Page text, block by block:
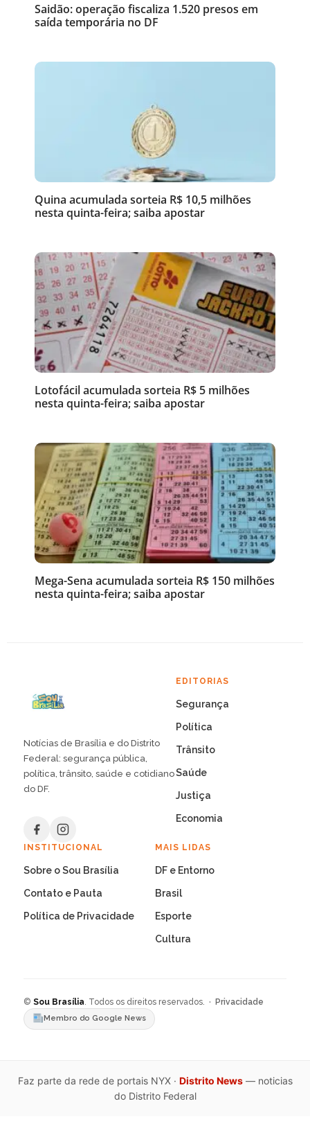
Saidão: operação fiscaliza 1.520 presos em
saída temporária no DF
Quina acumulada sorteia R$ 10,5 milhões
nesta quinta-feira; saiba apostar
Lotofácil acumulada sorteia R$ 5 milhões
nesta quinta-feira; saiba apostar
Mega-Sena acumulada sorteia R$ 150 milhões
nesta quinta-feira; saiba apostar
Notícias de Brasília e do Distrito
Federal: segurança pública,
política, trânsito, saúde e cotidiano
do DF.
EDITORIAS
Segurança
Política
Trânsito
Saúde
Justiça
Economia
INSTITUCIONAL
Sobre o Sou Brasília
Contato e Pauta
Política de Privacidade
MAIS LIDAS
DF e Entorno
Brasil
Esporte
Cultura
© Sou Brasília . Todos os direitos reservados. · Privacidade
Membro do Google News
Faz parte da rede de portais NYX · Distrito News— noticias
do Distrito Federal